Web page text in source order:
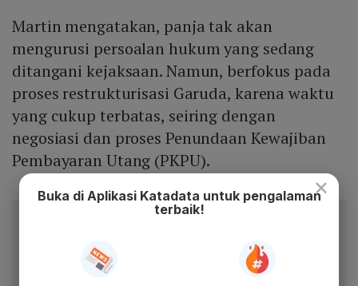
Martin mengatakan, panja tak akan
mengurusi persoalan hukum yang sedang
ditangani kejaksaan. Namun, berfokus pada
proses restrukturisasi Garuda, karena waktu
yang cukup terbatas, seiring dengan
negosiasi dan proses Penundaan Kewajiban
Pembayaran Utang (PKPU).
Baca artikel ini lewat aplikasi mobile.
Dapatkan pengalaman membaca lebih nyaman dan nikmati
fitur menarik lainnya lewat aplikasi mobile Katadata.
×
Buka di Aplikasi Katadata untuk pengalaman
terbaik!